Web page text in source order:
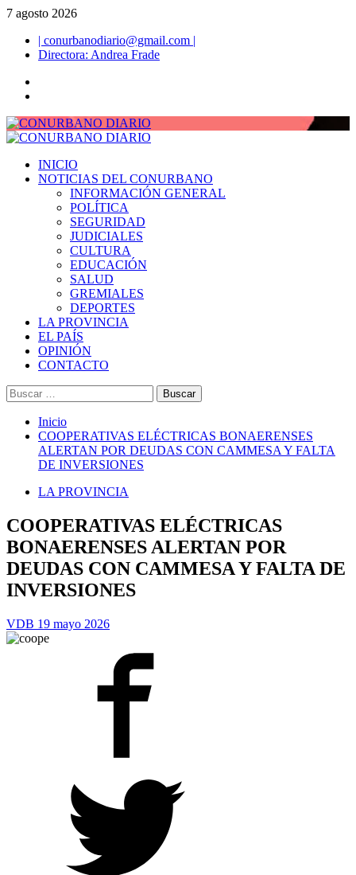
Saltar
contenido
7 agosto 2026
| conurbanodiario@gmail.com |
Directora: Andrea Frade
Menú
INICIO
NOTICIAS DEL CONURBANO
INFORMACIÓN GENERAL
POLÍTICA
SEGURIDAD
JUDICIALES
CULTURA
EDUCACIÓN
SALUD
GREMIALES
DEPORTES
LA PROVINCIA
EL PAÍS
OPINIÓN
CONTACTO
Buscar:
Inicio
COOPERATIVAS ELÉCTRICAS BONAERENSES
ALERTAN POR DEUDAS CON CAMMESA Y FALTA
DE INVERSIONES
LA PROVINCIA
COOPERATIVAS ELÉCTRICAS
BONAERENSES ALERTAN POR
DEUDAS CON CAMMESA Y FALTA DE
INVERSIONES
VDB 19 mayo 2026